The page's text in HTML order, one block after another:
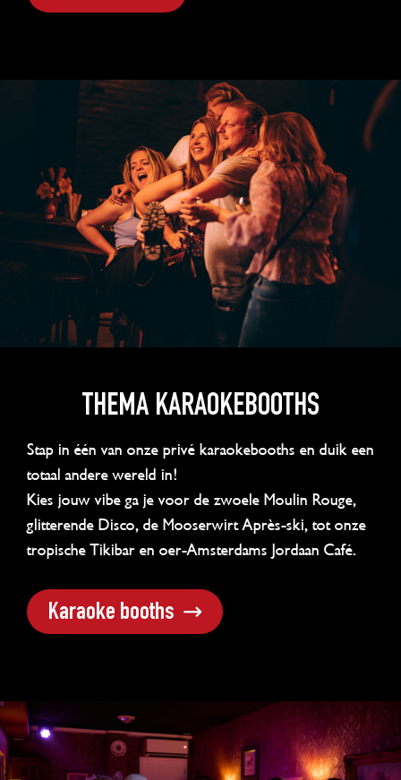
THEMA KARAOKEBOOTHS
Stap in één van onze privé karaokebooths en duik een
totaal andere wereld in!
Kies jouw vibe ga je voor de zwoele Moulin Rouge,
glitterende Disco, de Mooserwirt Après-ski, tot onze
tropische Tikibar en oer-Amsterdams Jordaan Café.
Karaoke booths